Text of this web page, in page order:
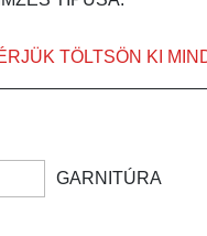
TÖLTSÖN KI
GARNITÚRA